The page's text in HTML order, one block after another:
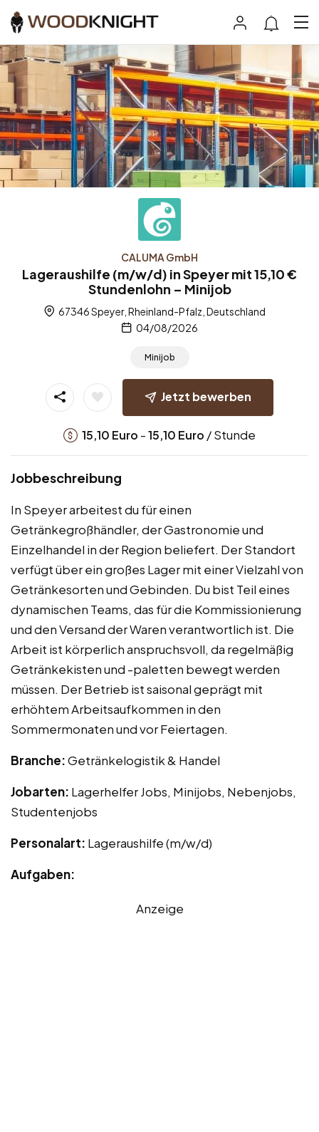
CALUMA GmbH
Lageraushilfe (m/w/d) in Speyer mit 15,10 €
Stundenlohn – Minijob
67346 Speyer, Rheinland-Pfalz, Deutschland
04/08/2026
Minijob
Jetzt bewerben
15,10 Euro -15,10 Euro / Stunde
Jobbeschreibung
In Speyer arbeitest du für einen
Getränkegroßhändler, der Gastronomie und
Einzelhandel in der Region beliefert. Der Standort
verfügt über ein großes Lager mit einer Vielzahl von
Getränkesorten und Gebinden. Du bist Teil eines
dynamischen Teams, das für die Kommissionierung
und den Versand der Waren verantwortlich ist. Die
Arbeit ist körperlich anspruchsvoll, da regelmäßig
Getränkekisten und -paletten bewegt werden
müssen. Der Betrieb ist saisonal geprägt mit
erhöhtem Arbeitsaufkommen in den
Sommermonaten und vor Feiertagen.
Branche:Getränkelogistik & Handel
Jobarten: Lagerhelfer Jobs, Minijobs, Nebenjobs,
Studentenjobs
Personalart: Lageraushilfe (m/w/d)
Aufgaben:
Anzeige